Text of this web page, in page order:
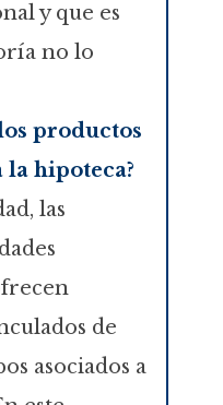
y que es
no lo
productos
hipoteca?
las
de
asociados a